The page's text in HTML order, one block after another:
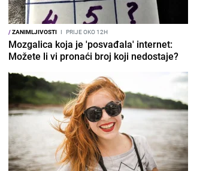
/ZANIMLJIVOSTI I PRIJE OKO 12H
Mozgalica koja je 'posvađala' internet:
Možete li vi pronaći broj koji nedostaje?